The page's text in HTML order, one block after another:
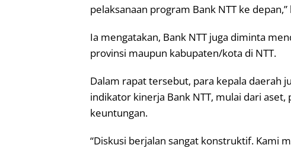
pelaksanaan program Bank NTT ke depan,”
Ia mengatakan, Bank NTT juga diminta
provinsi maupun kabupaten/kota di NTT.
Dalam rapat tersebut, para kepala daerah
indikator kinerja Bank NTT, mulai dari aset,
keuntungan.
“Diskusi berjalan sangat konstruktif. Kami